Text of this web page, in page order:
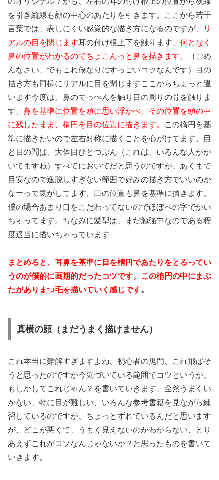
を引き縦線も顔の中心のあたりを引きます。ここから若干
言葉では、表しにくい感覚的な描き方になるのですが、
リ
アルの目を閉じます耳の付け根上下を触ります、 何となく
鼻の位置がわかるのでちょこんっと鼻を描きます。
（ごめ
んなさい、でもこれ僕なりにすっごいコツなんです）目の
描き方も同様にリアルに目を閉じますここからちょっと違
います今度は、鼻のてっぺんを触り目の周りの骨を触りま
す、 鼻を基準に位置を頭に思い浮かべ、その位置を頭の中
に残したまま、楕円を目の位置に描きます。
この楕円を基
準に描きたいので左右対称に描くことを心がけてます。目
と目の間は、大体目ひとつぶん（これは、いろんな人がか
いてますね）すべてにおいてだと思うのですが、あくまで
目安なので逸脱しすぎない範囲で好みの描き方でいいのか
なーって気がしてます。口の位置も鼻を基準に描きます、
僕の場合あまり口をこだわってないのでほぼへの字でかい
ちゃってます。ちなみに髪型は、まだ勉強中なのである程
度適当に描いちゃっています
まとめると、耳鼻を基準に目を楕円であたりをとるってい
うのが僕的に画期的だったコツです。この楕円の中にまぶ
たがありまつ毛を描いていく感じです。
真横の顔（まだうまく描けません）
これ本当に難解すぎますよね、初心者の鬼門、これ飛ばそ
うと思ったのですが今気づいている範囲でコツというか、
もしかしてこれじゃん？を書いていきます、全然うまくい
かない、特に目が難しい、いろんな参考書籍を見ながら練
習しているのですが、ちょっとずれているんだと思います
が、どこが悪くて、うまく見えないのかわからない、とり
あえずこれがコツなんじゃないか？と思ったものを書いて
いきます。